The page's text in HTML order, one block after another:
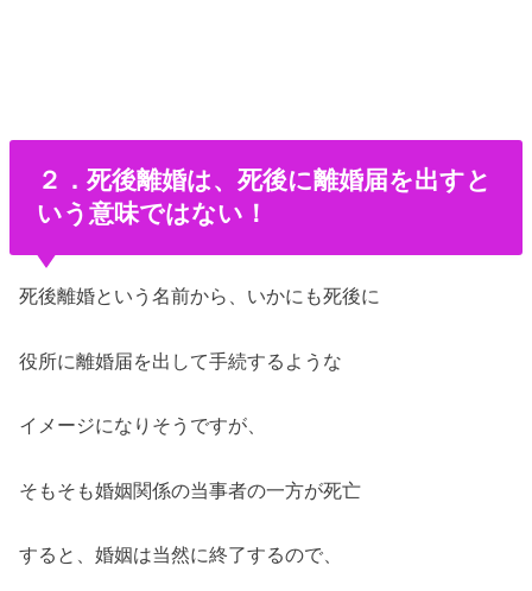
２．死後離婚は、死後に離婚届を出すと
いう意味ではない！
死後離婚という名前から、いかにも死後に
役所に離婚届を出して手続するような
イメージになりそうですが、
そもそも婚姻関係の当事者の一方が死亡
すると、婚姻は当然に終了するので、